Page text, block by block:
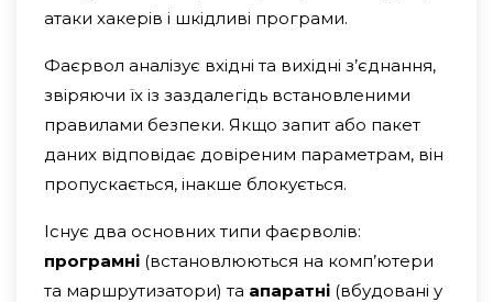
атаки хакерів і шкідливі програми.
Фаєрвол аналізує вхідні та вихідні з’єднання,
звіряючи їх із заздалегідь встановленими
правилами безпеки. Якщо запит або пакет
даних відповідає довіреним параметрам, він
пропускається, інакше блокується.
Існує два основних типи фаєрволів:
програмні (встановлюються на комп’ютери
та маршрутизатори) та апаратні (вбудовані у